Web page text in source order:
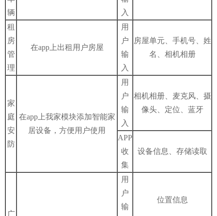
辆
入
租
房
管
理
在app上出租用户房屋
用
户
输
入
房屋单元、手机号、姓
名、相机相册
家
庭
安
防
在app上我家模块添加智能家
居设备，方便用户使用
用
户
输
入
相机相册、麦克风、摄
像头、定位、蓝牙
APP
收
集
设备信息、存储读取
广
用
户
输
位置信息